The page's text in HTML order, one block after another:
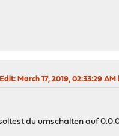
: March 17, 2019, 02:33:29
du umschalten auf